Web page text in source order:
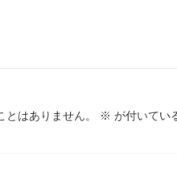
はありません。 ※ が付いてい